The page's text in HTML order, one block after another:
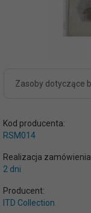
Zasoby dotyczące
Kod producenta:
RSM014
Realizacja
2 dni
Producent:
ITD Collection